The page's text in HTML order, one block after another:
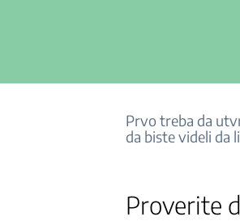
Prvo treba da
da biste videli da
Proverite